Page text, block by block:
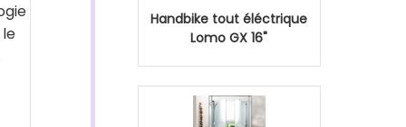
Handbike tout éléctrique
Lomo GX 16"